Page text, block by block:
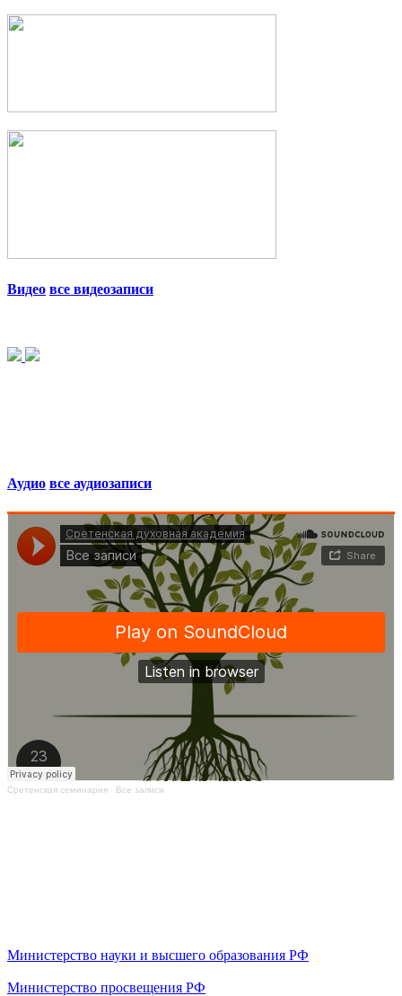
Видео все видеозаписи
Аудио все аудиозаписи
Сретенская семинария · Все записи
Министерство науки и высшего образования РФ
Министерство просвещения РФ